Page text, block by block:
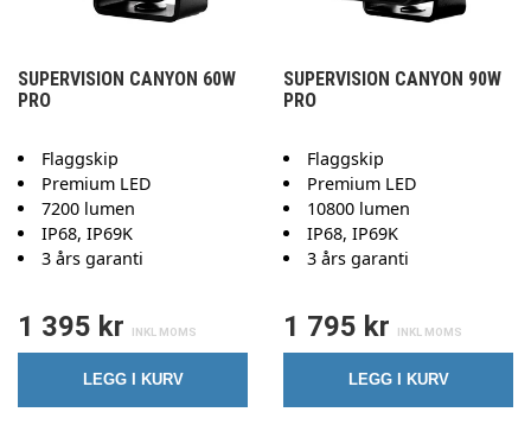
SUPERVISION CANYON 60W
PRO
Flaggskip
Premium LED
7200 lumen
IP68, IP69K
3 års garanti
1 395 kr
LEGG I KURV
SUPERVISION CANYON 90W
PRO
Flaggskip
Premium LED
10800 lumen
IP68, IP69K
3 års garanti
1 795 kr
LEGG I KURV